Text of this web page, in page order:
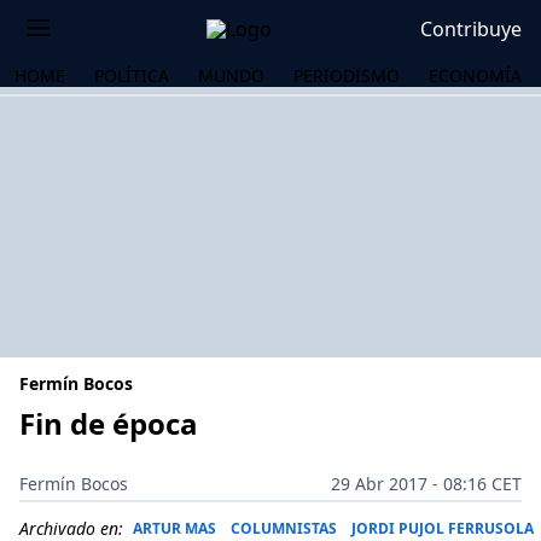
Contribuye
HOME POLÍTICA MUNDO PERIODISMO ECONOMÍA
Fermín Bocos
Fin de época
Fermín Bocos
29 Abr 2017 - 08:16 CET
Archivado en: ARTUR MAS COLUMNISTAS JORDI PUJOL FERRUSOLA